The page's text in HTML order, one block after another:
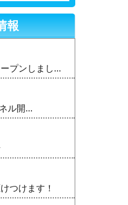
報
プンしまし...
ル開...
つけます！